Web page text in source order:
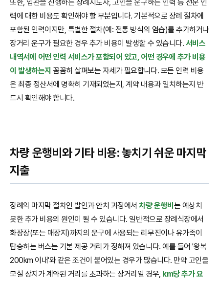
또한, 입관을 진행하는 장례지도사, 고인을 운구하는 인력 등 전문 인
력에 대한 비용도 확인해야 할 부분입니다. 기본적으로 장례 절차에
포함된 인력이지만, 특별한 절차(예: 전통 방식의 염습)를 추가하거나
장거리 운구가 필요한 경우 추가 비용이 발생할 수 있습니다. 서비스
내역서에 어떤 인력 서비스가 포함되어 있고, 어떤 경우에 추가 비용
이 발생하는지 꼼꼼히 살펴보는 자세가 필요합니다. 모든 인력 비용
은 최종 정산서에 명확히 기재되었는지, 계약 내용과 일치하는지 반
드시 확인해야 합니다.
차량 운행비와 기타 비용: 놓치기 쉬운 마지막
지출
장례의 마지막 절차인 발인과 안치 과정에서차량 운행비 는 예상치
못한 추가 비용의 원인이 될 수 있습니다. 일반적으로 장례식장에서
화장장(또는 매장지)까지의 운구에 사용되는 리무진이나 유가족이
탑승하는 버스는 기본 제공 거리가 정해져 있습니다. 예를 들어 '왕복
200km 이내'와 같은 조건이 붙어있는 경우가 많습니다. 만약 고인을
모실 장지가 계약된 거리를 초과하는 장거리일 경우, km당 추가 요